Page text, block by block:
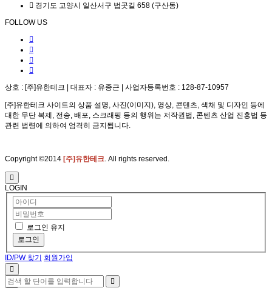
경기도 고양시 일산서구 법곳길 658 (구산동)
FOLLOW US
상호 : [주]유한테크 | 대표자 : 유종근 | 사업자등록번호 : 128-87-10957
[주]유한테크 사이트의 상품 설명, 사진(이미지), 영상, 콘텐츠, 색채 및 디자인 등에
대한 무단 복제, 전송, 배포, 스크래핑 등의 행위는 저작권법, 콘텐츠 산업 진흥법 등
관련 법령에 의하여 엄격히 금지됩니다.
Copyright ©2014 [주]유한테크. All rights reserved.
LOGIN
로그인 유지
로그인
ID/PW 찾기 회원가입